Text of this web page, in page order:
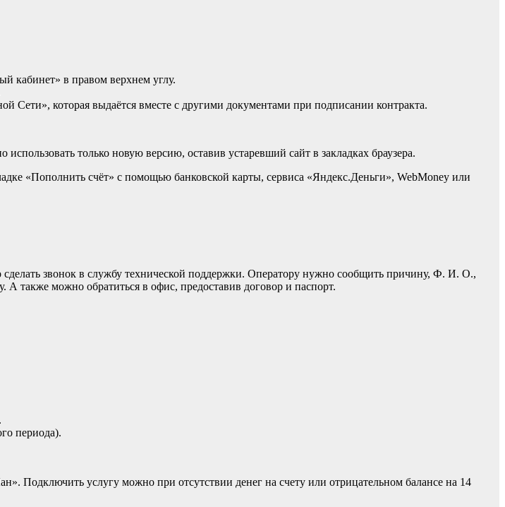
кабинет» в правом верхнем углу.
Сети», которая выдаётся вместе с другими документами при подписании контракта.
только новую версию, оставив устаревший сайт в закладках браузера.
«Пополнить счёт» с помощью банковской карты, сервиса «Яндекс.Деньги», WebMoney или
звонок в службу технической поддержки. Оператору нужно сообщить причину, Ф. И. О.,
также можно обратиться в офис, предоставив договор и паспорт.
периода).
Подключить услугу можно при отсутствии денег на счету или отрицательном балансе на 14